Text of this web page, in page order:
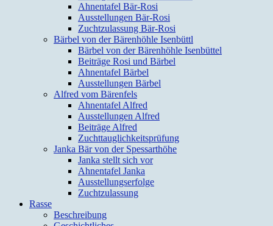
Ahnentafel Bär-Rosi
Ausstellungen Bär-Rosi
Zuchtzulassung Bär-Rosi
Bärbel von der Bärenhöhle Isenbüttl
Bärbel von der Bärenhöhle Isenbüttel
Beiträge Rosi und Bärbel
Ahnentafel Bärbel
Ausstellungen Bärbel
Alfred vom Bärenfels
Ahnentafel Alfred
Ausstellungen Alfred
Beiträge Alfred
Zuchttauglichkeitsprüfung
Janka Bär von der Spessarthöhe
Janka stellt sich vor
Ahnentafel Janka
Ausstellungserfolge
Zuchtzulassung
Rasse
Beschreibung